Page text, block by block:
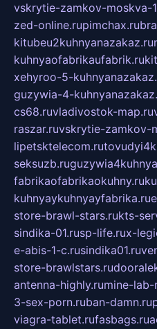
vskrytie-zamkov-moskva-
zed-online.rupimchax.ru
kitubeu2kuhnyanazakaz.ru
kuhnyaofabrikaufabrik.ru
xehyroo-5-
guzywia-4-
cs68.ruvladivostok-map.ru
raszar.ruvskrytie-zamkov-
lipetsktelecom.ru
seksuzb.ru
fabrikaofabrikaokuhny.ru
kuhnyaykuhnyayfabrika.ru
store-brawl-stars.rukts-
sindika-01.rusp-life.rux-
e-abis-1-c.rusindika01.ru
store-brawlstars.ru
antenna-highly.rumine-lab-
3-sex-porn.ruban-damn.ru
viagra-tablet.rufasbags.ru